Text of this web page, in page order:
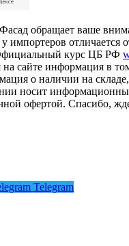
обращает ваше
импортеров отличается
курс ЦБ РФ
на сайте информация в
о наличии на складе,
носит
офертой. Спасибо,
Telegram